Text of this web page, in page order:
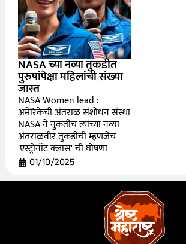
NASA च्या नव्या तुकडीत
पुरुषांपेक्षा महिलांची संख्या
जास्त
NASA Women lead :
अमेरिकेची अंतराळ संशोधन संस्था
NASA ने नुकतीच त्यांच्या नव्या
अंतराळवीर तुकडीची म्हणजेच
'एस्ट्रोनॉट क्लास' ची घोषणा
01/10/2025